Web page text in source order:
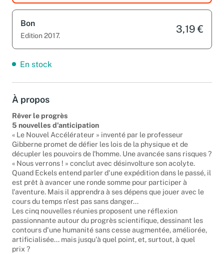
Bon
Edition 2017.
3,19 €
En stock
À propos
Rêver le progrès
5 nouvelles d'anticipation
« Le Nouvel Accélérateur » inventé par le professeur
Gibberne promet de défier les lois de la physique et de
décupler les pouvoirs de l'homme. Une avancée sans risques ?
« Nous verrons ! » conclut avec désinvolture son acolyte.
Quand Eckels entend parler d'une expédition dans le passé, il
est prêt à avancer une ronde somme pour participer à
l'aventure. Mais il apprendra à ses dépens que jouer avec le
cours du temps n'est pas sans danger...
Les cinq nouvelles réunies proposent une réflexion
passionnante autour du progrès scientifique, dessinant les
contours d'une humanité sans cesse augmentée, améliorée,
artificialisée... mais jusqu'à quel point, et, surtout, à quel
prix ?